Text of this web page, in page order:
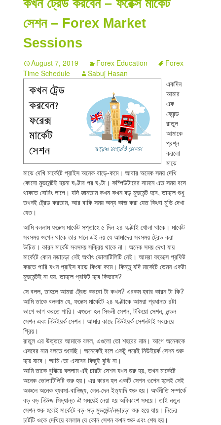
কখন ট্রেড করবেন – ফরেক্স মার্কেট
সেশন – Forex Market
Sessions
August 7, 2019 Forex Education
Forex
Time Schedule
Sabuj Hasan
একদিন
আমার
এক
ফ্রেন্ড
রাতুল
আমাকে
প্রশ্ন
করলো
মাঝে
মাঝে দেখি মার্কেটে প্রাইস অনেক বাড়ে-কমে। আবার অনেক সময় দেখি
কোনো মুভমেন্টই হয়না ঘণ্টার পর ঘণ্টা। কম্পিউটারের সামনে এত সময় বসে
থাকতে বোরিং লাগে। যদি জানতাম কখন কখন বড় মুভমেন্ট হবে, তাহলে শুধু
তখনই ট্রেড করতাম, আর বাকি সময় অন্য কাজ করা যেত কিংবা মুভি দেখা
যেত।
আমি বললাম ফরেক্স মার্কেট সপ্তাহে ৫ দিন ২৪ ঘণ্টাই খোলা থাকে। মার্কেট
সবসময় ওপেন থাকে তার মানে এই নয় যে আমাদের সবসময় ট্রেড করা
উচিত। কারন মার্কেট সবসময় সক্রিয় থাকে না। অনেক সময় দেখা যায়
মার্কেটে কোন নড়াচড়া নেই অর্থাৎ ভোলাটিলিটি নেই। আমরা ফরেক্সে প্রফিট
করতে পারি যখন প্রাইস বাড়ে কিংবা কমে। কিন্তু যদি মার্কেটে তেমন একটা
মুভমেন্টই না হয়, তাহলে প্রফিট হবে কিভাবে?
সে বলল, তাহলে আমরা ট্রেড করবো টা কখন? এরকম হবার কারন টা কি?
আমি তাকে বললাম যে, ফরেক্স মার্কেটে ২৪ ঘণ্টাকে আমরা প্রধানত ৪টা
ভাগে ভাগ করতে পারি। এগুলো হল সিডনী সেশন, টকিয়ো সেশন, লন্ডন
সেশন এবং নিউইয়র্ক সেশন। আমার কাছে নিউইয়র্ক সেশনটাই সবচেয়ে
প্রিয়।
রাতুল এর উত্তরে আমাকে বলল, এগুলো তো শহরের নাম। আগে অনেককে
এসবের নাম বলতে শুনেছি। অনেকেই বলে একটু পরেই নিউইয়র্ক সেশন শুরু
হয়ে যাবে। আমি তো এসবের কিছুই বুঝি না।
আমি তাকে বুঝিয়ে বললাম এই চারটা সেশন যখন শুরু হয়, তখন মার্কেটে
অনেক ভোলাটিলিটি শুরু হয়। এর কারন হল একটি সেশন ওপেন হলেই সেই
অঞ্চলে অনেক ব্যবসা-বানিজ্য, লেন-দেন ইত্যাদি শুরু হয়। অর্থনীতি সম্পর্কে
বড় বড় নিউজ-সিদ্ধান্ত ঐ সময়েই নেয়া হয় অধিকাংশ সময়ে। তাই নতুন
সেশন শুরু হলেই মার্কেটে বড়-সড় মুভমেন্ট/নড়াচড়া শুরু হয়ে যায়। নিচের
চার্টটি ওকে দেখিয়ে বললাম যে কোন সেশন কখন শুরু এবং শেষ হয়।